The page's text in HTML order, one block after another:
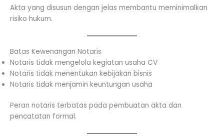
Akta yang disusun dengan jelas membantu meminimalkan
risiko hukum.
Batas Kewenangan Notaris
Notaris tidak mengelola kegiatan usaha CV
Notaris tidak menentukan kebijakan bisnis
Notaris tidak menjamin keuntungan usaha
Peran notaris terbatas pada pembuatan akta dan
pencatatan formal.